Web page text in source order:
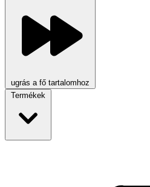
ugrás a fő tartalomhoz
Termékek